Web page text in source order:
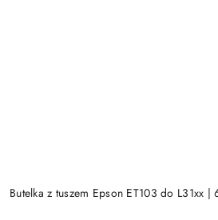
Butelka z tuszem Epson ET103 do L31xx